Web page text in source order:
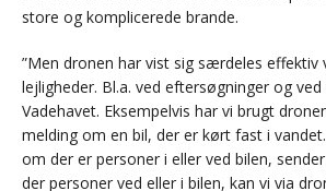
store og komplicerede brande.
”Men dronen har vist sig særdeles effektiv
lejligheder. Bl.a. ved eftersøgninger og
Vadehavet. Eksempelvis har vi brugt
melding om en bil, der er kørt fast i
om der er personer i eller ved bilen,
der personer ved eller i bilen, kan vi via